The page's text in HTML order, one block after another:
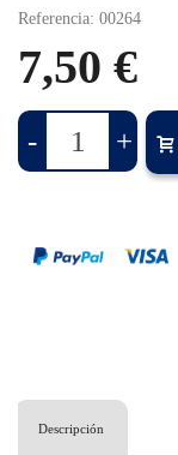
Referencia: 00264
7,50 €
- +
Descripción